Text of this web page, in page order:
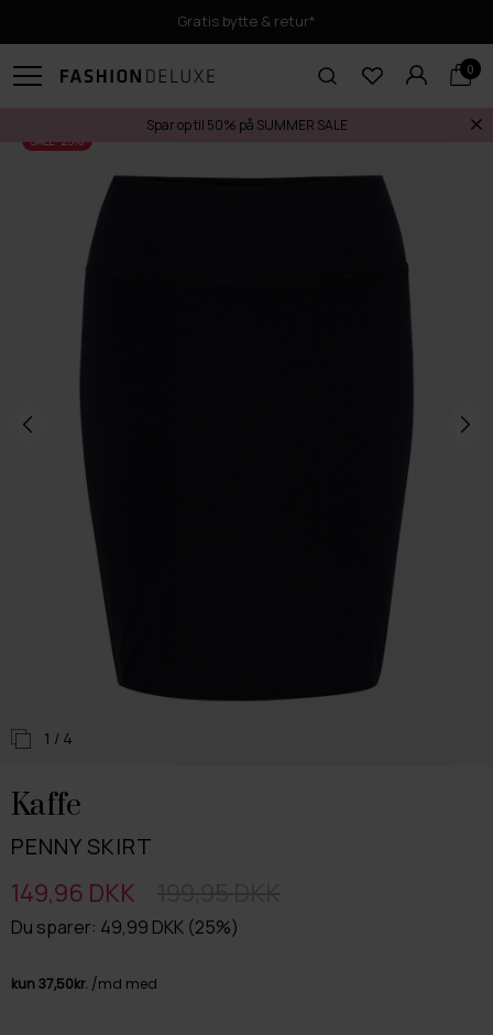
Gratis bytte & retur*
0
Spar op til 50% på SUMMER SALE
SALE -25%
1 / 4
Kaffe
PENNY SKIRT
Du sparer: 49,99 DKK (25%)
149,96 DKK